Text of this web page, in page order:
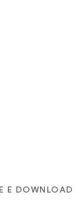
E DOWNLOAD